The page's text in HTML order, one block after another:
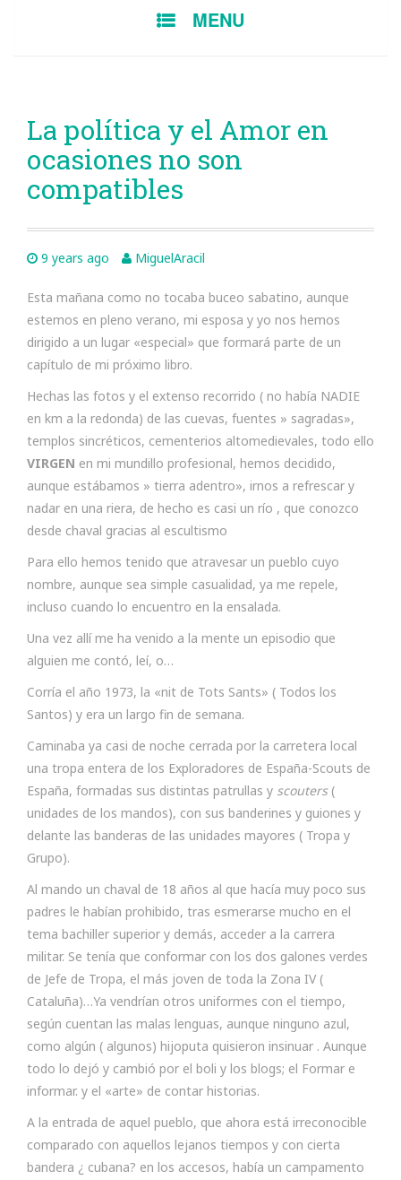
MENU
La política y el Amor en
ocasiones no son
compatibles
9 years ago MiguelAracil
Esta mañana como no tocaba buceo sabatino, aunque
estemos en pleno verano, mi esposa y yo nos hemos
dirigido a un lugar «especial» que formará parte de un
capítulo de mi próximo libro.
Hechas las fotos y el extenso recorrido ( no había NADIE
en km a la redonda) de las cuevas, fuentes » sagradas»,
templos sincréticos, cementerios altomedievales, todo ello
VIRGEN en mi mundillo profesional, hemos decidido,
aunque estábamos » tierra adentro», irnos a refrescar y
nadar en una riera, de hecho es casi un río , que conozco
desde chaval gracias al escultismo
Para ello hemos tenido que atravesar un pueblo cuyo
nombre, aunque sea simple casualidad, ya me repele,
incluso cuando lo encuentro en la ensalada.
Una vez allí me ha venido a la mente un episodio que
alguien me contó, leí, o…
Corría el año 1973, la «nit de Tots Sants» ( Todos los
Santos) y era un largo fin de semana.
Caminaba ya casi de noche cerrada por la carretera local
una tropa entera de los Exploradores de España-Scouts de
España, formadas sus distintas patrullas y scouters(
unidades de los mandos), con sus banderines y guiones y
delante las banderas de las unidades mayores ( Tropa y
Grupo).
Al mando un chaval de 18 años al que hacía muy poco sus
padres le habían prohibido, tras esmerarse mucho en el
tema bachiller superior y demás, acceder a la carrera
militar. Se tenía que conformar con los dos galones verdes
de Jefe de Tropa, el más joven de toda la Zona IV (
Cataluña)…Ya vendrían otros uniformes con el tiempo,
según cuentan las malas lenguas, aunque ninguno azul,
como algún ( algunos) hijoputa quisieron insinuar . Aunque
todo lo dejó y cambió por el boli y los blogs; el Formar e
informar. y el «arte» de contar historias.
A la entrada de aquel pueblo, que ahora está irreconocible
comparado con aquellos lejanos tiempos y con cierta
bandera ¿ cubana? en los accesos, había un campamento